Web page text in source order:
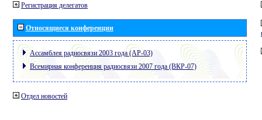
Регистрация делегатов
Относящиеся конференции
Ассамблея радиосвязи 2003 года (АР-03)
Всемирная конференция радиосвязи 2007 года (ВКР-07)
Отдел новостей